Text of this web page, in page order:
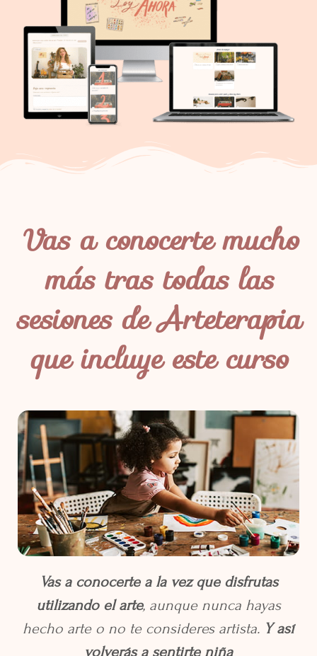
Vas a conocerte mucho
más tras todas las
sesiones de Arteterapia
que incluye este curso
Vas a conocerte a la vez que disfrutas
utilizando el arte, aunque nunca hayas
hecho arte o no te consideres artista. Y así
volverás a sentirte niña